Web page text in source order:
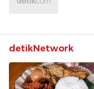
detikNetwork